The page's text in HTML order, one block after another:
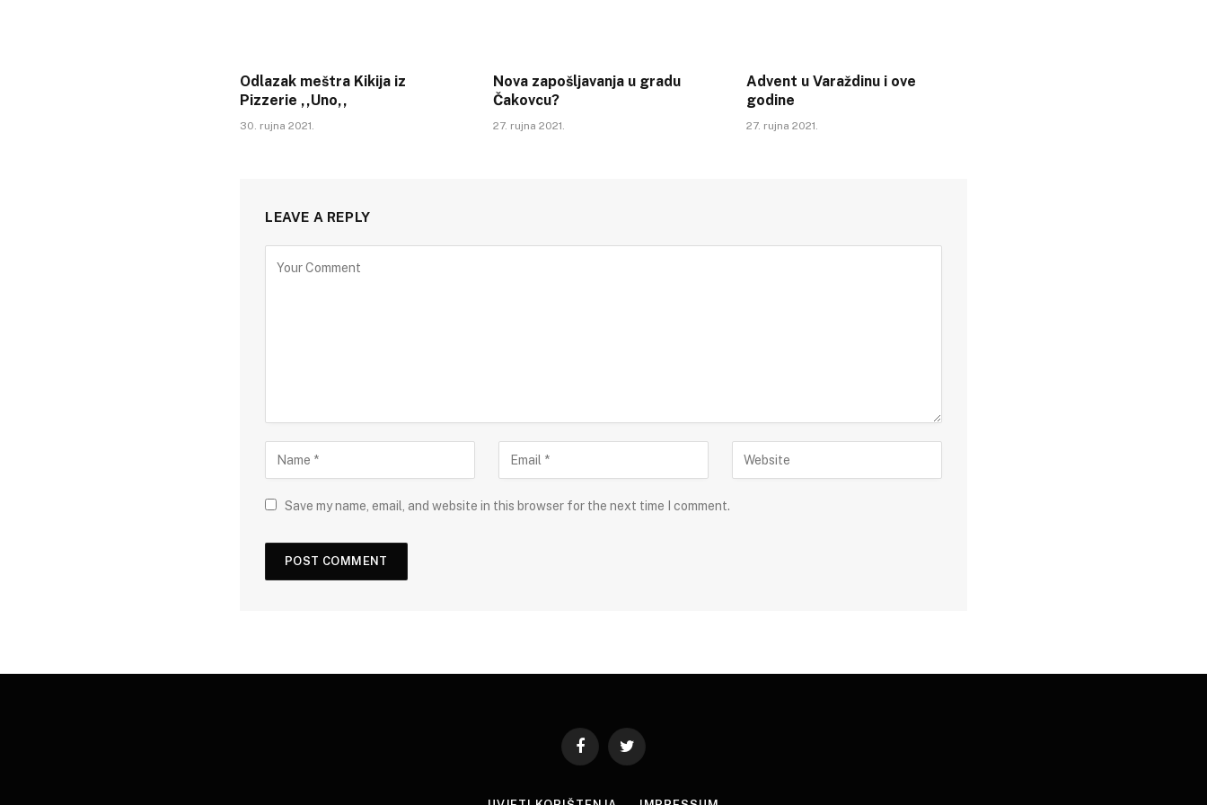
Odlazak meštra Kikija iz
Pizzerie ,,Uno,,
30. rujna 2021.
Nova zapošljavanja u gradu
Čakovcu?
27. rujna 2021.
Advent u Varaždinu i ove
godine
27. rujna 2021.
LEAVE A REPLY
Save my name, email, and website in this browser for the next time I comment.
FacebookTwitter